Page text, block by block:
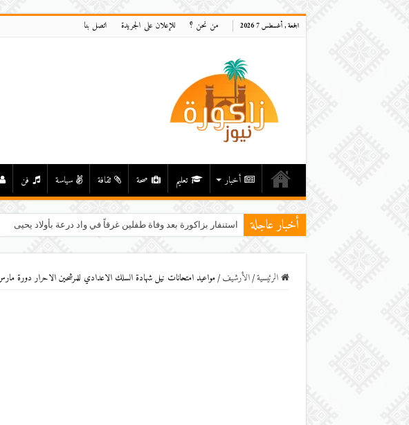
الجمعة , أغسطس 7 2026 من نحن ؟ للإعلان على الجريدة اتصل بنا
أخبار تعليم صحة ثقافة سياسة فن
أخبار عاجلة استنفار بزاكورة بعد وفاة طفلين غرقاً في واد درعة بأولاد يحيى
الرئيسية/اﻷرشيف/مواعيد امتحانات نيل شهادة السلك الاعدادي للمرشحين الاحرار دورة مارس